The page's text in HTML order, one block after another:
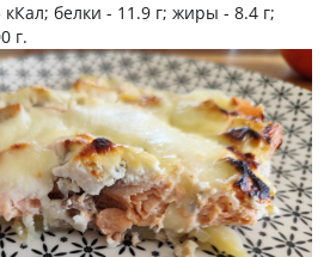
кКал; белки - 11.9 г; жиры - 8.4 г;
г.